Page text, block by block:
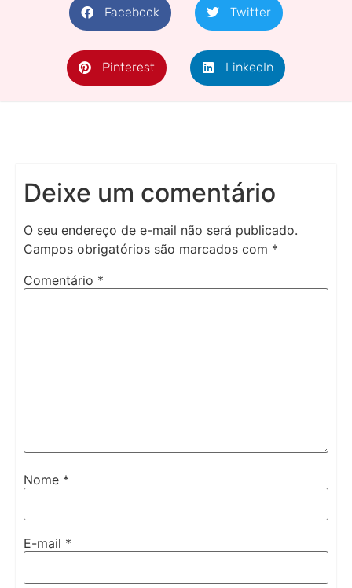
Facebook Twitter
Pinterest LinkedIn
Deixe um comentário
O seu endereço de e-mail não será publicado.
Campos obrigatórios são marcados com *
Comentário *
Nome *
E-mail *